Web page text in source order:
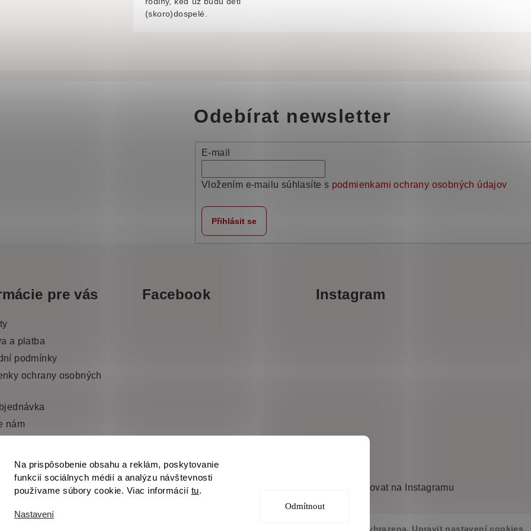
Na prispôsobenie obsahu a reklám, poskytovanie
funkcií sociálnych médií a analýzu návštevnosti
používame súbory cookie. Viac informácií tu.
Nastavení
Odmítnout
(skoro)dospelé.
Odebírat newsletter
E-mail
Vložením e-mailu súhlasíte s podmienkami ochrany osobných údajov
Přihlásit se
pre vás
a platba
podmínky
ochrany osobných
nám
Facebook Instagram
Sledovat na Instagramu
. Všechna práva vyhrazena. Upravit nastavení cookies